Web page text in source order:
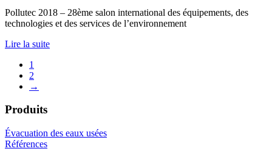
Pollutec 2018 – 28ème salon international des équipements, des
technologies et des services de l’environnement
Lire la suite
1
2
→
Produits
Évacuation des eaux usées
Références